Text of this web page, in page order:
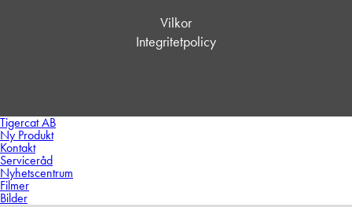
Vilkor
Integritetpolicy
Tigercat AB
Ny Produkt
Kontakt
Serviceråd
Nyhetscentrum
Filmer
Bilder